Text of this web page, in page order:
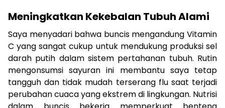
Meningkatkan Kekebalan Tubuh Alami
Saya menyadari bahwa buncis mengandung Vitamin
C yang sangat cukup untuk mendukung produksi sel
darah putih dalam sistem pertahanan tubuh. Rutin
mengonsumsi sayuran ini membantu saya tetap
tangguh dan tidak mudah terserang flu saat terjadi
perubahan cuaca yang ekstrem di lingkungan. Nutrisi